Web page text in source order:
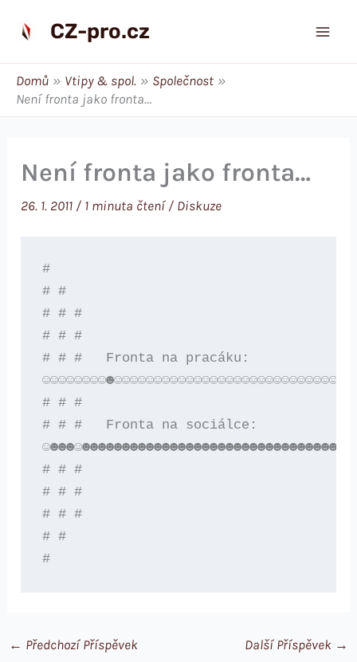
CZ-pro.cz
Domů Vtipy & spol.
Společnost
Není fronta jako fronta…
Není fronta jako fronta…
26. 1. 2011 / 1 minuta čtení/ Diskuze
#
# #
# # #
# # #
# # #   Fronta na pracáku:
# # #
# # #   Fronta na sociálce:
# # #
# # #
# # #
# #
← Předchozí Příspěvek Další Příspěvek →